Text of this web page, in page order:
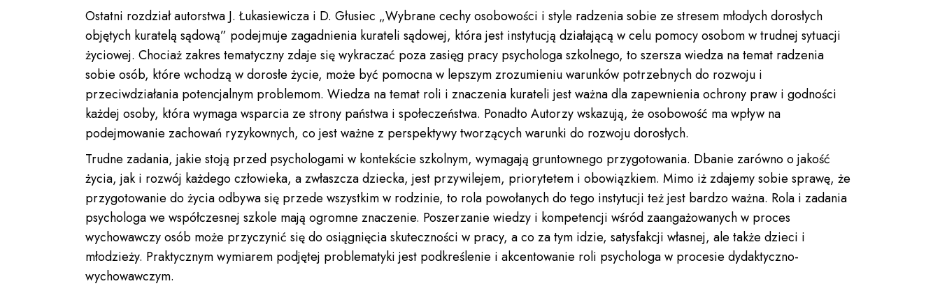
Ostatni rozdział autorstwa J. Łukasiewicza i D. Głusiec „Wybrane cechy osobowości i style radzenia sobie ze stresem młodych dorosłych
objętych kuratelą sądową” podejmuje zagadnienia kurateli sądowej, która jest instytucją działającą w celu pomocy osobom w trudnej sytuacji
życiowej. Chociaż zakres tematyczny zdaje się wykraczać poza zasięg pracy psychologa szkolnego, to szersza wiedza na temat radzenia
sobie osób, które wchodzą w dorosłe życie, może być pomocna w lepszym zrozumieniu warunków potrzebnych do rozwoju i
przeciwdziałania potencjalnym problemom. Wiedza na temat roli i znaczenia kurateli jest ważna dla zapewnienia ochrony praw i godności
każdej osoby, która wymaga wsparcia ze strony państwa i społeczeństwa. Ponadto Autorzy wskazują, że osobowość ma wpływ na
podejmowanie zachowań ryzykownych, co jest ważne z perspektywy tworzących warunki do rozwoju dorosłych.
Trudne zadania, jakie stoją przed psychologami w kontekście szkolnym, wymagają gruntownego przygotowania. Dbanie zarówno o jakość
życia, jak i rozwój każdego człowieka, a zwłaszcza dziecka, jest przywilejem, priorytetem i obowiązkiem. Mimo iż zdajemy sobie sprawę, że
przygotowanie do życia odbywa się przede wszystkim w rodzinie, to rola powołanych do tego instytucji też jest bardzo ważna. Rola i zadania
psychologa we współczesnej szkole mają ogromne znaczenie. Poszerzanie wiedzy i kompetencji wśród zaangażowanych w proces
wychowawczy osób może przyczynić się do osiągnięcia skuteczności w pracy, a co za tym idzie, satysfakcji własnej, ale także dzieci i
młodzieży. Praktycznym wymiarem podjętej problematyki jest podkreślenie i akcentowanie roli psychologa w procesie dydaktyczno-
wychowawczym.